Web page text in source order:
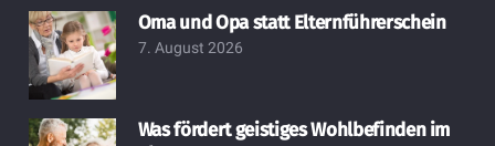
Oma und Opa statt Elternführerschein
7. August 2026
Was fördert geistiges Wohlbefinden im